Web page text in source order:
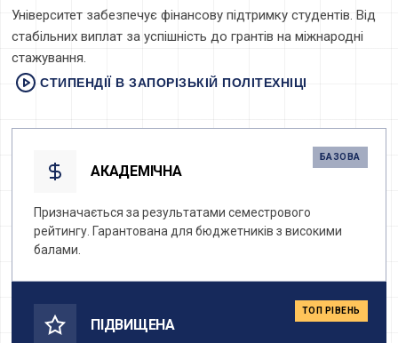
Університет забезпечує фінансову підтримку студентів. Від
стабільних виплат за успішність до грантів на міжнародні
стажування.
СТИПЕНДІЇ В ЗАПОРІЗЬКІЙ ПОЛІТЕХНІЦІ
АКАДЕМІЧНА
Призначається за результатами семестрового
рейтингу. Гарантована для бюджетників з високими
балами.
ПІДВИЩЕНА